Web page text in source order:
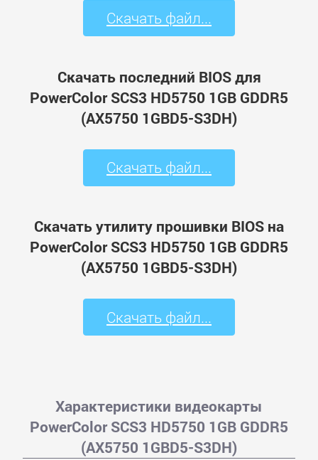
Скачать файл...
Скачать последний BIOS для
PowerColor SCS3 HD5750 1GB GDDR5
(AX5750 1GBD5-S3DH)
Скачать файл...
Скачать утилиту прошивки BIOS на
PowerColor SCS3 HD5750 1GB GDDR5
(AX5750 1GBD5-S3DH)
Скачать файл...
Характеристики видеокарты
PowerColor SCS3 HD5750 1GB GDDR5
(AX5750 1GBD5-S3DH)